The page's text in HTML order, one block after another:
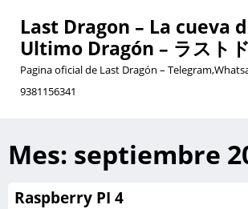
Last Dragon – La cueva
Ultimo Dragón – ラスト
Pagina oficial de Last Dragón –
9381156341
Mes: septiembre
Raspberry PI 4